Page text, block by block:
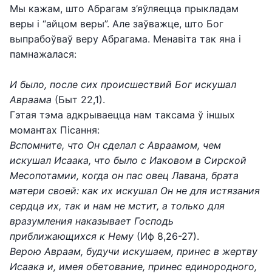
Мы кажам, што Абрагам з’яўляецца прыкладам
веры і “айцом веры”. Але заўважце, што Бог
выпрабоўваў веру Абрагама. Менавіта так яна і
памнажалася:
И было, после сих происшествий Бог искушал
Авраама (Быт 22,1).
Гэтая тэма адкрываецца нам таксама ў іншых
момантах Пісання:
Вспомните, что Он сделал с Авраамом, чем
искушал Исаака, что было с Иаковом в Сирской
Месопотамии, когда он пас овец Лавана, брата
матери своей: как их искушал Он не для истязания
сердца их, так и нам не мстит, а только для
вразумления наказывает Господь
приближающихся к Нему (Иф 8,26-27).
Верою Авраам, будучи искушаем, принес в жертву
Исаака и, имея обетование, принес единородного,